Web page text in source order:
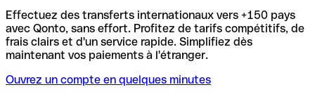
Effectuez des transferts internationaux vers +150 pays
avec Qonto, sans effort. Profitez de tarifs compétitifs, de
frais clairs et d'un service rapide. Simplifiez dès
maintenant vos paiements à l'étranger.
Ouvrez un compte en quelques minutes